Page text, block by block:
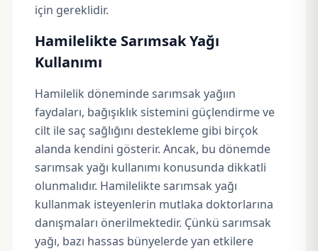
için gereklidir.
Hamilelikte Sarımsak Yağı
Kullanımı
Hamilelik döneminde sarımsak yağıın
faydaları, bağışıklık sistemini güçlendirme ve
cilt ile saç sağlığını destekleme gibi birçok
alanda kendini gösterir. Ancak, bu dönemde
sarımsak yağı kullanımı konusunda dikkatli
olunmalıdır. Hamilelikte sarımsak yağı
kullanmak isteyenlerin mutlaka doktorlarına
danışmaları önerilmektedir. Çünkü sarımsak
yağı, bazı hassas bünyelerde yan etkilere